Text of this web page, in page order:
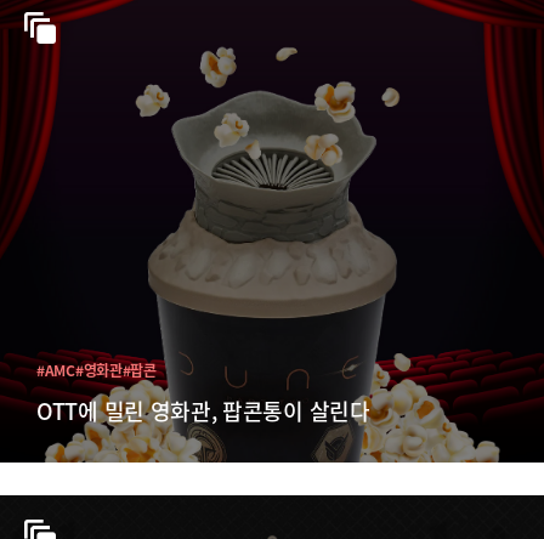
OTT에 밀린 영화관, 팝콘통이 살린다
#AMC#영화관#팝콘